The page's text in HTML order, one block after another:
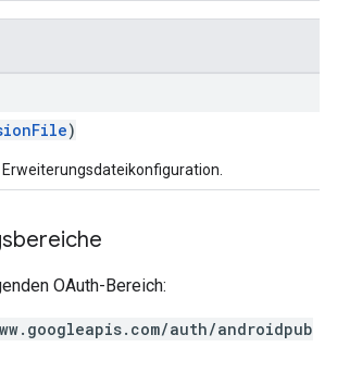
)
OAuth-Bereich:
auth/androidpub